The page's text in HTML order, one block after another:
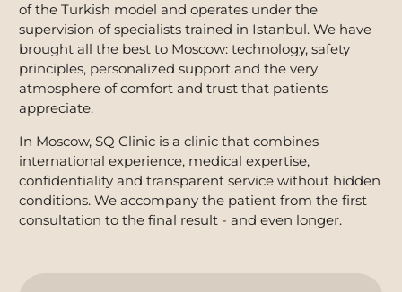
of the Turkish model and operates under the
supervision of specialists trained in Istanbul. We have
brought all the best to Moscow: technology, safety
principles, personalized support and the very
atmosphere of comfort and trust that patients
appreciate.
In Moscow, SQ Clinic is a clinic that combines
international experience, medical expertise,
confidentiality and transparent service without hidden
conditions. We accompany the patient from the first
consultation to the final result - and even longer.